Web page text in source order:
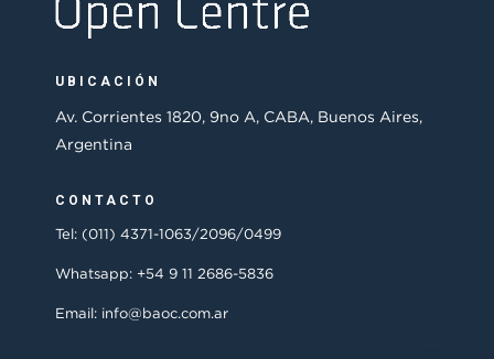
UBICACIÓN
Av. Corrientes 1820, 9no A, CABA, Buenos Aires,
Argentina
CONTACTO
Tel: (011) 4371-1063/2096/0499
Whatsapp: +54 9 11 2686-5836
Email: info@baoc.com.ar